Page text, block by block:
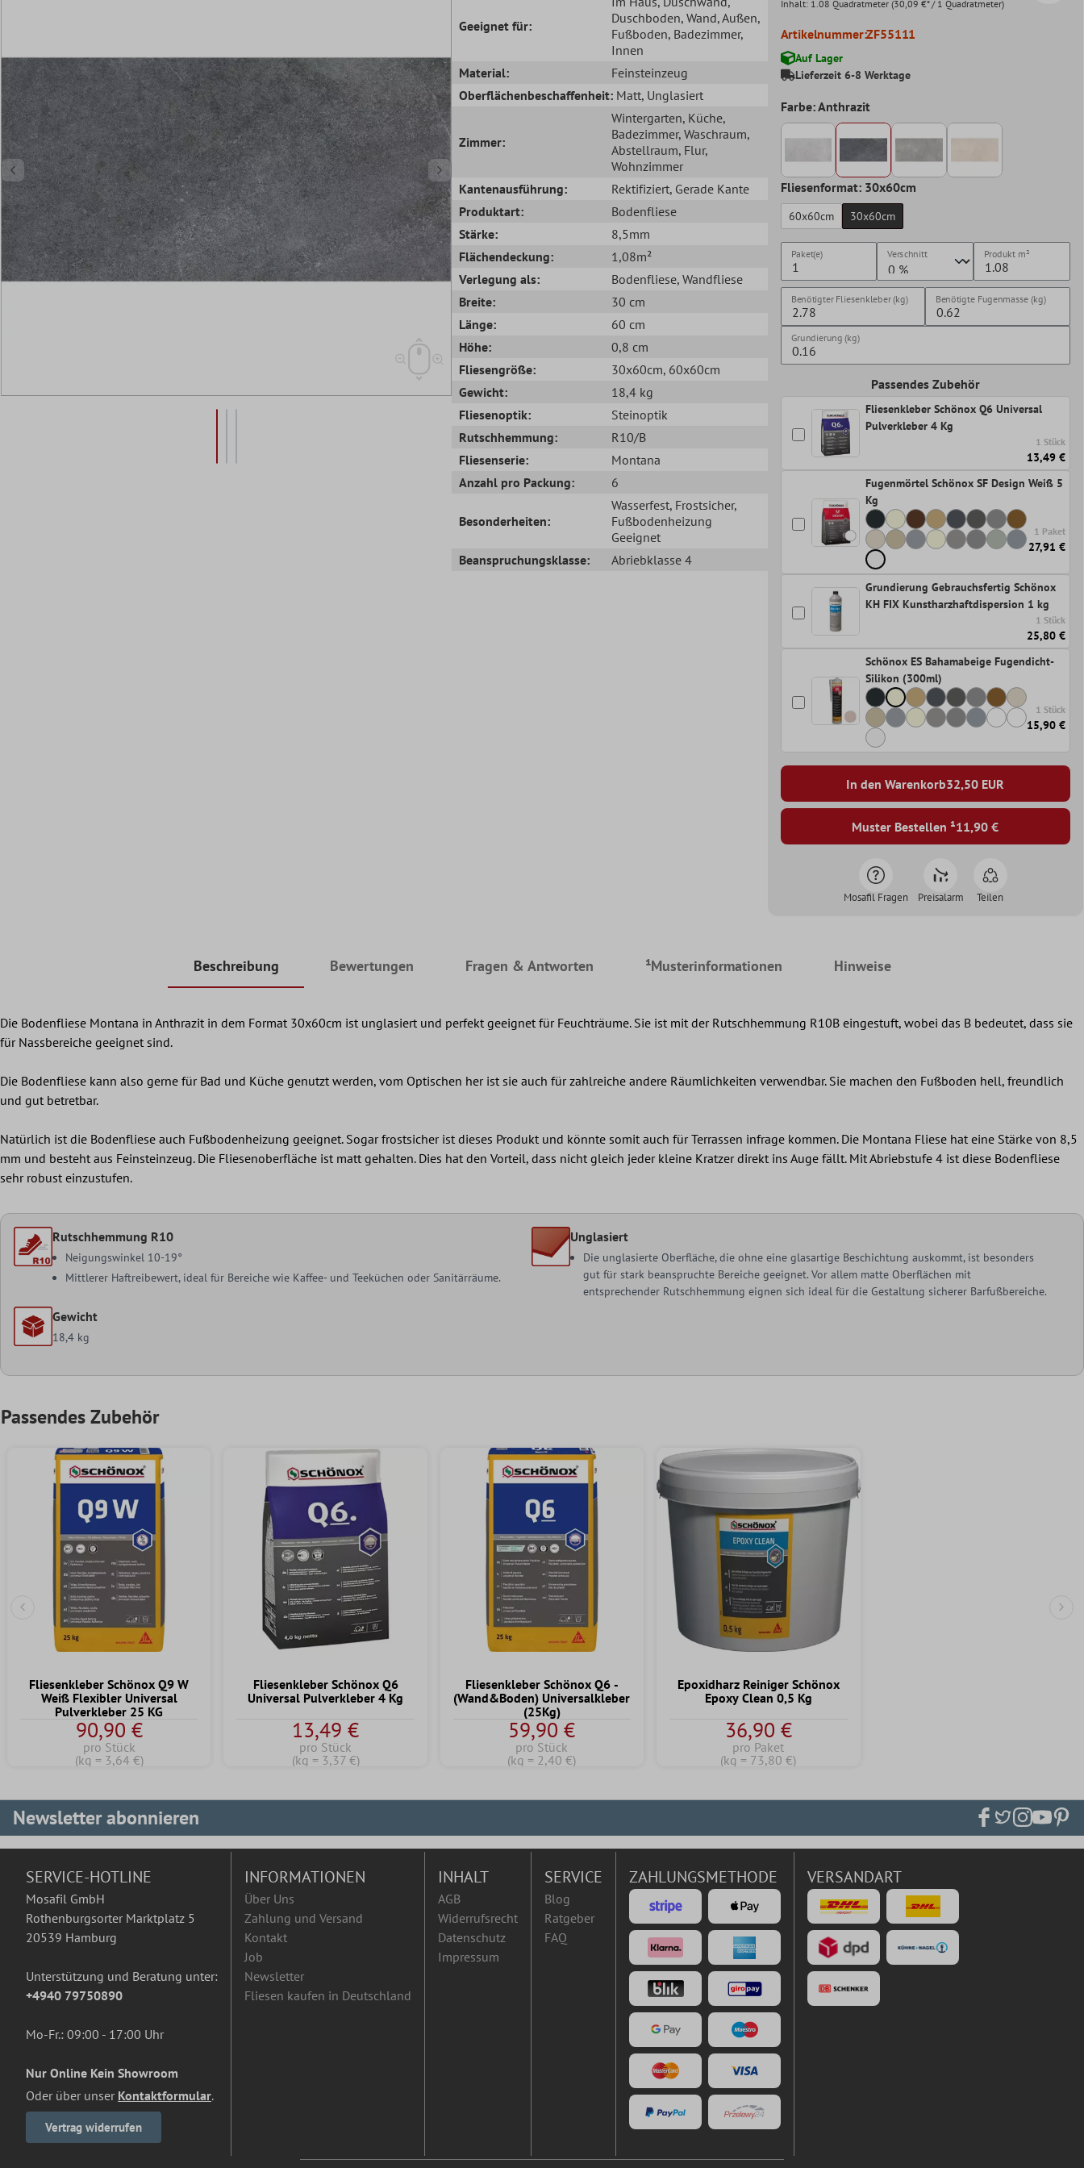
Geeignet für:
Duschboden, Wand, Außen,
Fußboden, Badezimmer,
Innen
Material:
Feinsteinzeug
Oberflächenbeschaffenheit: Matt, Unglasiert
Zimmer:
Wintergarten, Küche,
Badezimmer, Waschraum,
Abstellraum, Flur,
Wohnzimmer
Kantenausführung:
Rektifiziert, Gerade Kante
Produktart:
Bodenfliese
Stärke:
8,5mm
Flächendeckung:
1,08m²
Verlegung als:
Bodenfliese, Wandfliese
Breite:
30 cm
Länge:
60 cm
Höhe:
0,8 cm
Fliesengröße:
30x60cm, 60x60cm
Gewicht:
18,4 kg
Fliesenoptik:
Steinoptik
Rutschhemmung:
R10/B
Fliesenserie:
Montana
Anzahl pro Packung:
6
Besonderheiten:
Wasserfest, Frostsicher,
Fußbodenheizung
Geeignet
Beanspruchungsklasse:
Abriebklasse 4
Inhalt: 1.08 Quadratmeter (30,09 €* / 1 Quadratmeter)
Artikelnummer:ZF55111
Auf Lager
Lieferzeit 6-8 Werktage
Farbe: Anthrazit
Fliesenformat: 30x60cm
60x60cm 30x60cm
Paket(e) Verschnitt Produkt m²
Benötigter Fliesenkleber (kg) Benötigte Fugenmasse (kg)
Grundierung (kg)
Passendes Zubehör
Fliesenkleber Schönox Q6 Universal
Pulverkleber 4 Kg
1 Stück
13,49 €
Fugenmörtel Schönox SF Design Weiß 5
Kg
1 Paket
27,91 €
Grundierung Gebrauchsfertig Schönox
KH FIX Kunstharzhaftdispersion 1 kg
1 Stück
25,80 €
Schönox ES Bahamabeige Fugendicht-
Silikon (300ml)
1 Stück
15,90 €
In den Warenkorb32,50 EUR
Muster Bestellen ¹11,90 €
Mosafil Fragen Preisalarm Teilen
Beschreibung Bewertungen Fragen & Antworten ¹Musterinformationen Hinweise
Die Bodenfliese Montana in Anthrazit in dem Format 30x60cm ist unglasiert und perfekt geeignet für Feuchträume. Sie ist mit der Rutschhemmung R10B eingestuft, wobei das B bedeutet, dass sie
für Nassbereiche geeignet sind.
Die Bodenfliese kann also gerne für Bad und Küche genutzt werden, vom Optischen her ist sie auch für zahlreiche andere Räumlichkeiten verwendbar. Sie machen den Fußboden hell, freundlich
und gut betretbar.
Natürlich ist die Bodenfliese auch Fußbodenheizung geeignet. Sogar frostsicher ist dieses Produkt und könnte somit auch für Terrassen infrage kommen. Die Montana Fliese hat eine Stärke von 8,5
mm und besteht aus Feinsteinzeug. Die Fliesenoberfläche ist matt gehalten. Dies hat den Vorteil, dass nicht gleich jeder kleine Kratzer direkt ins Auge fällt. Mit Abriebstufe 4 ist diese Bodenfliese
sehr robust einzustufen.
Rutschhemmung R10
Neigungswinkel 10-19°
Mittlerer Haftreibewert, ideal für Bereiche wie Kaffee- und Teeküchen oder Sanitärräume.
Unglasiert
Die unglasierte Oberfläche, die ohne eine glasartige Beschichtung auskommt, ist besonders
gut für stark beanspruchte Bereiche geeignet. Vor allem matte Oberflächen mit
entsprechender Rutschhemmung eignen sich ideal für die Gestaltung sicherer Barfußbereiche.
Gewicht
18,4 kg
Passendes Zubehör
Vorherige Folie
Fliesenkleber Schönox Q9 W
Weiß Flexibler Universal
Pulverkleber 25 KG
90,90 €
pro Stück
(kg = 3,64 €)
Fliesenkleber Schönox Q6
Universal Pulverkleber 4 Kg
13,49 €
pro Stück
(kg = 3,37 €)
Fliesenkleber Schönox Q6 -
(Wand&Boden) Universalkleber
(25Kg)
59,90 €
pro Stück
(kg = 2,40 €)
Epoxidharz Reiniger Schönox
Epoxy Clean 0,5 Kg
36,90 €
pro Paket
(kg = 73,80 €)
Newsletter abonnieren
SERVICE-HOTLINE
Mosafil GmbH
Rothenburgsorter Marktplatz 5
20539 Hamburg
Unterstützung und Beratung unter:
+4940 79750890
Mo-Fr.: 09:00 - 17:00 Uhr
Nur Online Kein Showroom
Oder über unser Kontaktformular.
Vertrag widerrufen
INFORMATIONEN
Über Uns
Zahlung und Versand
Kontakt
Job
Newsletter
Fliesen kaufen in Deutschland
INHALT
AGB
Widerrufsrecht
Datenschutz
Impressum
SERVICE
Blog
Ratgeber
FAQ
ZAHLUNGSMETHODE VERSANDART